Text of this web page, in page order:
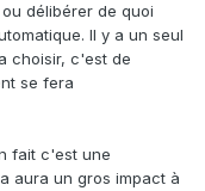
délibérer de quoi
Il y a un seul
choisir, c'est de
se fera
fait c'est une
aura un gros impact à